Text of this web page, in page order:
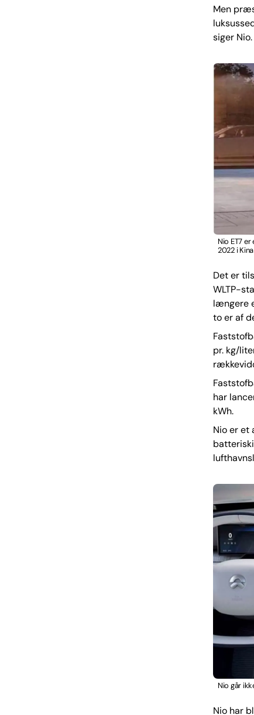
Men
siger Nio.
Nio ET7
2022 i
Det er
WLTP-
længere
to er af
pr. kg/
har
kWh.
Nio er et
Nio går
Nio har